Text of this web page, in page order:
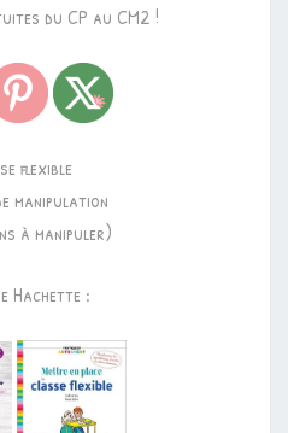
du CP au CM2 !
flexible
manipulation
à manipuler)
Hachette :